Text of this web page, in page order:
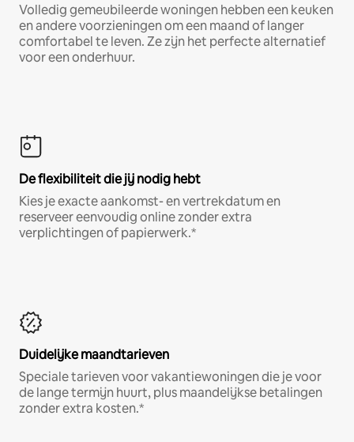
Volledig gemeubileerde woningen hebben een keuken
en andere voorzieningen om een maand of langer
comfortabel te leven. Ze zijn het perfecte alternatief
voor een onderhuur.
De flexibiliteit die jij nodig hebt
Kies je exacte aankomst- en vertrekdatum en
reserveer eenvoudig online zonder extra
verplichtingen of papierwerk.*
Duidelijke maandtarieven
Speciale tarieven voor vakantiewoningen die je voor
de lange termijn huurt, plus maandelijkse betalingen
zonder extra kosten.*